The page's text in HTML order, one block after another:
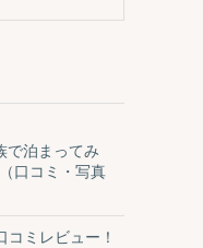
で泊まってみ
口コミ・写真
コミレビュー！